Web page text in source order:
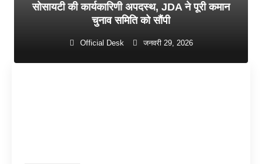
सोसायटी की कार्यकारिणी अपदस्थ, JDA ने पूरी कमान
चुनाव समिति को सौंपी
Official Desk जनवरी 29, 2026